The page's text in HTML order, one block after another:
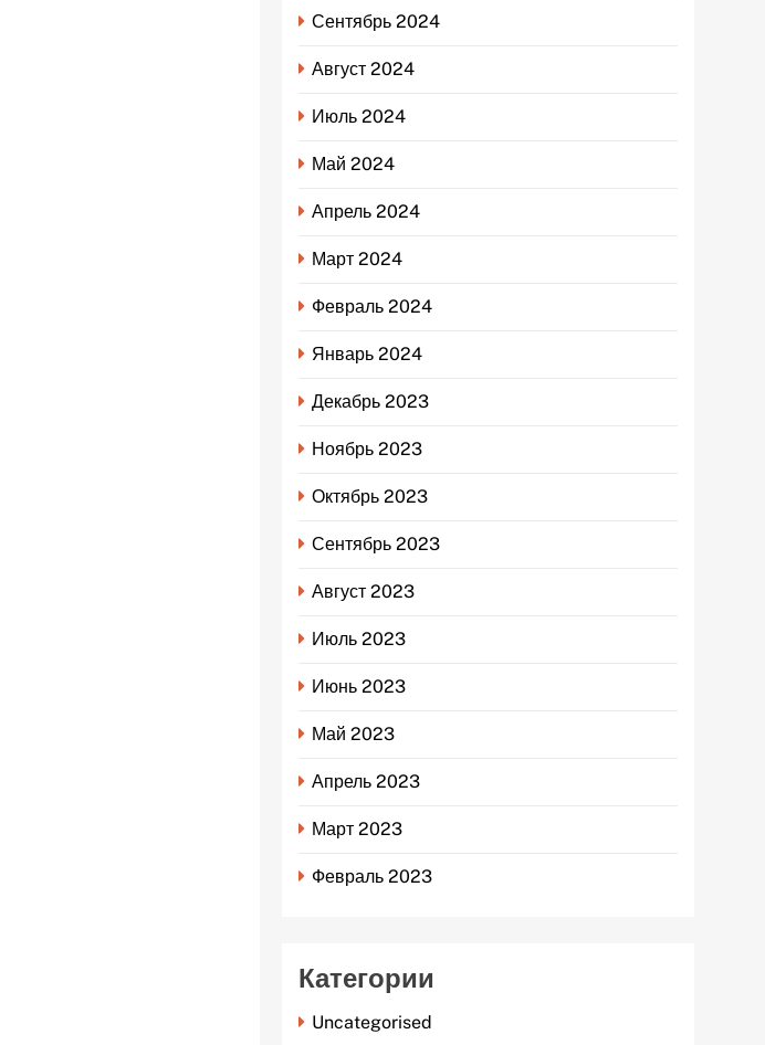
Сентябрь 2024
Август 2024
Июль 2024
Май 2024
Апрель 2024
Март 2024
Февраль 2024
Январь 2024
Декабрь 2023
Ноябрь 2023
Октябрь 2023
Сентябрь 2023
Август 2023
Июль 2023
Июнь 2023
Май 2023
Апрель 2023
Март 2023
Февраль 2023
Категории
Uncategorised